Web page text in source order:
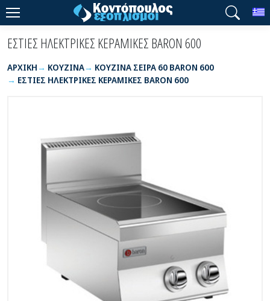
ΕΣΤΙΕΣ ΗΛΕΚΤΡΙΚΕΣ ΚΕΡΑΜΙΚΕΣ BARON 600
ΑΡΧΙΚΉ ΚΟΥΖΙΝΑ
ΚΟΥΖΙΝΑ ΣΕΙΡΑ 60 BARON 600
ΕΣΤΙΕΣ ΗΛΕΚΤΡΙΚΕΣ ΚΕΡΑΜΙΚΕΣ BARON 600